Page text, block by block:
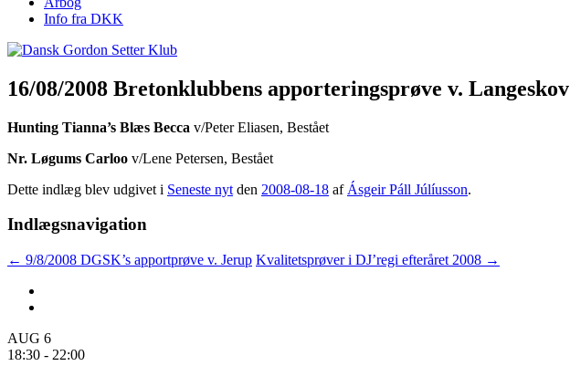
Info fra DKK
16/08/2008 Bretonklubbens apporteringsprøve v. Langeskov
Hunting Tianna’s Blæs Becca v/Peter Eliasen, Bestået
Nr. Løgums Carloo v/Lene Petersen, Bestået
Dette indlæg blev udgivet i Seneste nyt den 2008-08-18 af Ásgeir Páll Júlíusson.
Indlægsnavigation
← 9/8/2008 DGSK’s apportprøve v. Jerup Kvalitetsprøver i DJ’regi efteråret 2008 →
AUG 6
18:30 - 22:00